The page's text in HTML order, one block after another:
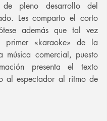
pleno desarrollo del
Les comparto el corto
además que tal vez
primer «karaoke» de la
música comercial, puesto
presenta el texto
al espectador al ritmo de